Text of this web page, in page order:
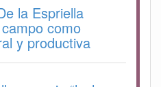
la Espriella
como
y productiva